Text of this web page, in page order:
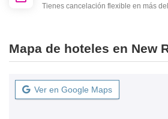
Tienes cancelación flexible en más
Mapa de hoteles en New
Ver en Google Maps